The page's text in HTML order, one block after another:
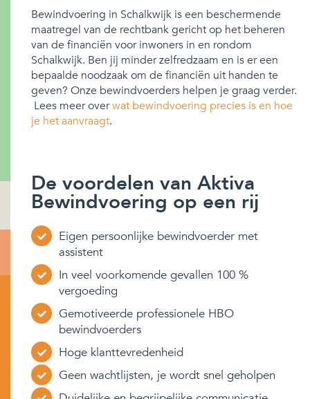
Bewindvoering in Schalkwijk is een beschermende
maatregel van de rechtbank gericht op het beheren
van de financiën voor inwoners in en rondom
Schalkwijk. Ben jij minder zelfredzaam en is er een
bepaalde noodzaak om de financiën uit handen te
geven? Onze bewindvoerders helpen je graag verder.
Lees meer overwat bewindvoering precies is en hoe
je het aanvraagt.
De voordelen van Aktiva
Bewindvoering op een rij
Eigen persoonlijke bewindvoerder met
assistent
In veel voorkomende gevallen 100 %
vergoeding
Gemotiveerde professionele HBO
bewindvoerders
Hoge klanttevredenheid
Geen wachtlijsten, je wordt snel geholpen